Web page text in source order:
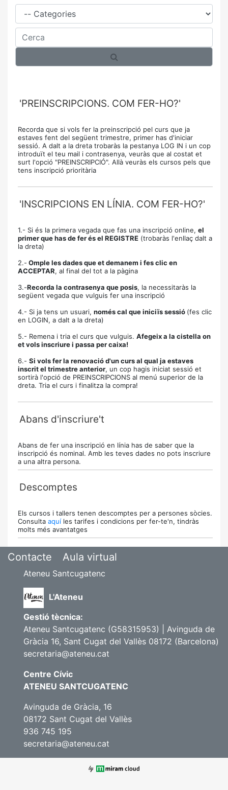
Família
Cerca
'PREINSCRIPCIONS. COM FER-HO?'
Recorda que si vols fer la preinscripció pel curs que ja
estaves fent del següent trimestre, primer has d'iniciar
sessió. A dalt a la dreta trobaràs la pestanya LOG IN i un cop
introduït el teu mail i contrasenya, veuràs que al costat et
surt l'opció "PREINSCRIPCIÓ". Allà veuràs els cursos pels que
tens inscripció prioritària
'INSCRIPCIONS EN LÍNIA. COM FER-HO?'
1.- Si és la primera vegada que fas una inscripció online, el
primer que has de fer és el REGISTRE (trobaràs l'enllaç dalt a
la dreta)
2.- Omple les dades que et demanem i fes clic en
ACCEPTAR, al final del tot a la pàgina
3.-Recorda la contrasenya que posis, la necessitaràs la
següent vegada que vulguis fer una inscripció
4.- Si ja tens un usuari, només cal que iniciïs sessió (fes clic
en LOGIN, a dalt a la dreta)
5.- Remena i tria el curs que vulguis. Afegeix a la cistella on
et vols inscriure i passa per caixa!
6.- Si vols fer la renovació d'un curs al qual ja estaves
inscrit el trimestre anterior, un cop hagis iniciat sessió et
sortirà l'opció de PREINSCRIPCIONS al menú superior de la
dreta. Tria el curs i finalitza la compra!
Abans d'inscriure't
Abans de fer una inscripció en línia has de saber que la
inscripció és nominal. Amb les teves dades no pots inscriure
a una altra persona.
Descomptes
Els cursos i tallers tenen descomptes per a persones sòcies.
Consulta aquí les tarifes i condicions per fer-te'n, tindràs
molts més avantatges
Contacte Aula virtual
Ateneu Santcugatenc
L'Ateneu
Gestió tècnica:
Ateneu Santcugatenc (G58315953) | Avinguda de
Gràcia 16, Sant Cugat del Vallès 08172 (Barcelona)
secretaria@ateneu.cat
Centre Cívic
ATENEU SANTCUGATENC
Avinguda de Gràcia, 16
08172 Sant Cugat del Vallès
936 745 195
secretaria@ateneu.cat